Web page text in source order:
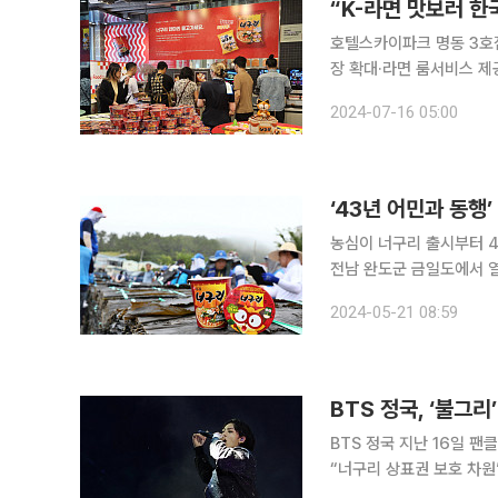
호텔스카이파크 명동 3
장 확대·라면 룸서비스 제공 계획 15일 오후 서울 중구 명동역 9번 출구 인
시선이 쏠렸다. 바로 옆
2024-07-16 05:00
‘43년 어민과 동행
농심이 너구리 출시부터 43년
전남 완도군 금일도에서
상돼 지난해보다 구매량
2024-05-21 08:59
BTS 정국, ‘불그리
BTS 정국 지난 16일 팬
“너구리 상표권 보호 차원” BTS(방탄소년단) 멤버 정국이 팬클럽 아미(A.R.M.Y)가 활동하